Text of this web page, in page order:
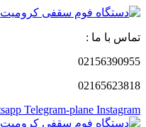
تماس با ما :
02156390955
02165623818
Telegram-plane Instagram